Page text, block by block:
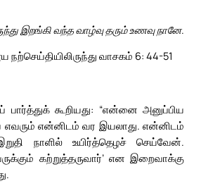
இறங்கி வந்த வாழ்வு தரும் உணவு நானே.
வாசகம் 6: 44-51
பார்த்துக் கூறியது: “என்னை அனுப்பிய
என்னிடம் வர இயலாது. என்னிடம்
நாளில் உயிர்த்தெழச் செய்வேன்.
கற்றுத்தருவார்’ என இறைவாக்கு